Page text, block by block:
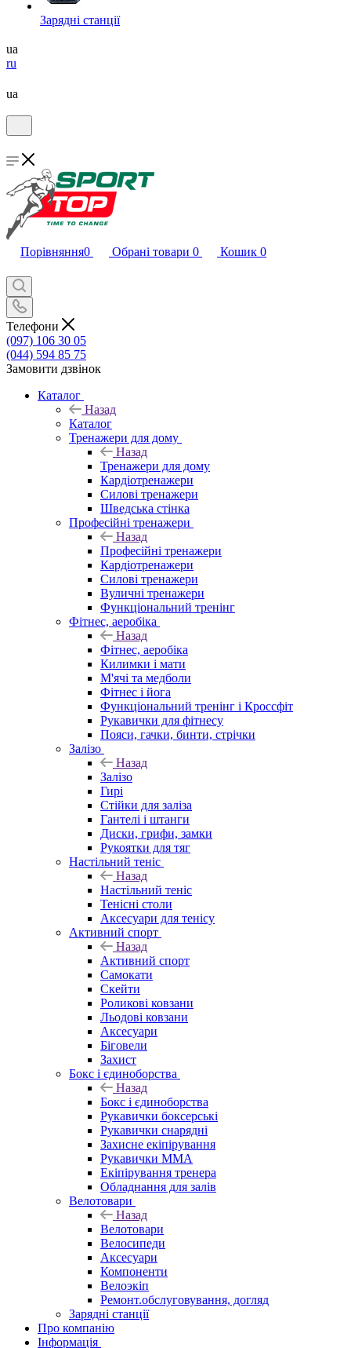
Зарядні станції
ua
ru
ua
Порівняння0 Обрані товари 0 Кошик 0
Телефони
(097) 106 30 05
(044) 594 85 75
Замовити дзвінок
Каталог
Назад
Каталог
Тренажери для дому
Назад
Тренажери для дому
Кардіотренажери
Силові тренажери
Шведська стінка
Професійні тренажери
Назад
Професійні тренажери
Кардіотренажери
Силові тренажери
Вуличні тренажери
Функціональний тренінг
Фітнес, аеробіка
Назад
Фітнес, аеробіка
Килимки і мати
М'ячі та медболи
Фітнес і йога
Функціональний тренінг і Кроссфіт
Рукавички для фітнесу
Пояси, гачки, бинти, стрічки
Залізо
Назад
Залізо
Гирі
Стійки для заліза
Гантелі і штанги
Диски, грифи, замки
Рукоятки для тяг
Настільний теніс
Назад
Настільний теніс
Тенісні столи
Аксесуари для тенісу
Активний спорт
Назад
Активний спорт
Самокати
Скейти
Роликові ковзани
Льодові ковзани
Аксесуари
Біговели
Захист
Бокс і єдиноборства
Назад
Бокс і єдиноборства
Рукавички боксерські
Рукавички снарядні
Захисне екіпірування
Рукавички ММА
Екіпірування тренера
Обладнання для залів
Велотовари
Назад
Велотовари
Велосипеди
Аксесуари
Компоненти
Велоэкіп
Ремонт.обслуговування, догляд
Зарядні станції
Про компанію
Інформація